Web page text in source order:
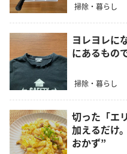
掃除・暮らし
ヨレヨレに
にあるもの
掃除・暮らし
切った「エ
加えるだけ
おかず”